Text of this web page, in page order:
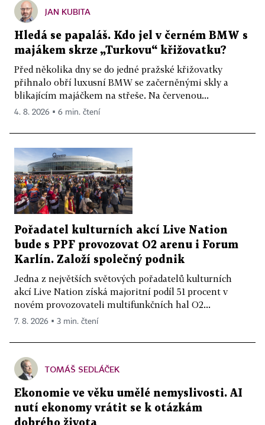
JAN KUBITA
Hledá se papaláš. Kdo jel v černém BMW s
majákem skrze „Turkovu“ křižovatku?
Před několika dny se do jedné pražské křižovatky
přihnalo obří luxusní BMW se začerněnými skly a
blikajícím majáčkem na střeše. Na červenou...
4. 8. 2026 ▪ 6 min. čtení
Pořadatel kulturních akcí Live Nation
bude s PPF provozovat O2 arenu i Forum
Karlín. Založí společný podnik
Jedna z největších světových pořadatelů kulturních
akcí Live Nation získá majoritní podíl 51 procent v
novém provozovateli multifunkčních hal O2...
7. 8. 2026 ▪ 3 min. čtení
TOMÁŠ SEDLÁČEK
Ekonomie ve věku umělé nemyslivosti. AI
nutí ekonomy vrátit se k otázkám